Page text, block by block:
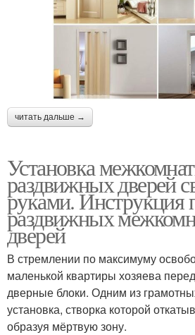
читать дальше →
Установка
раздвижных дверей
руками. Инструкция
раздвижных
дверей
В стремлении по максимуму
маленькой квартиры хозяева
дверные блоки. Одним из
установка, створка которой
образуя мёртвую зону.